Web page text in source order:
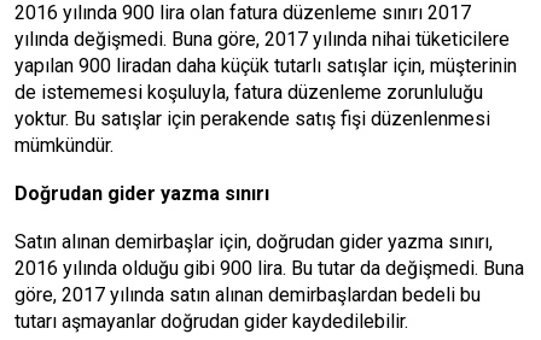
2016 yılında 900 lira olan fatura düzenleme sınırı 2017
yılında değişmedi. Buna göre, 2017 yılında nihai tüketicilere
yapılan 900 liradan daha küçük tutarlı satışlar için, müşterinin
de istememesi koşuluyla, fatura düzenleme zorunluluğu
yoktur. Bu satışlar için perakende satış fişi düzenlenmesi
mümkündür.
Doğrudan gider yazma sınırı
Satın alınan demirbaşlar için, doğrudan gider yazma sınırı,
2016 yılında olduğu gibi 900 lira. Bu tutar da değişmedi. Buna
göre, 2017 yılında satın alınan demirbaşlardan bedeli bu
tutarı aşmayanlar doğrudan gider kaydedilebilir.